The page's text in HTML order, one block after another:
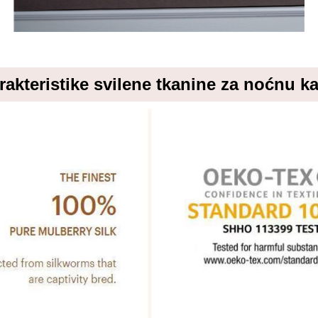
svilene tkanine za noćnu